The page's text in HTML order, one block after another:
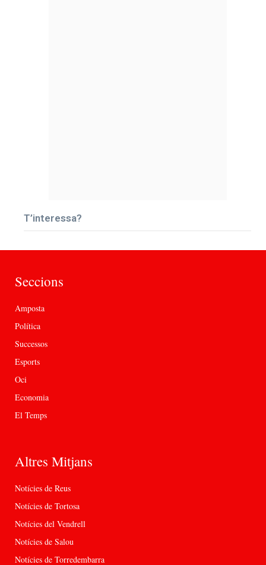
T’interessa?
Seccions
Amposta
Política
Successos
Esports
Oci
Economia
El Temps
Altres Mitjans
Notícies de Reus
Notícies de Tortosa
Notícies del Vendrell
Notícies de Salou
Notícies de Torredembarra